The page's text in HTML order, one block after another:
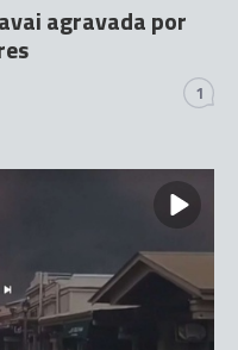
agravada por
1